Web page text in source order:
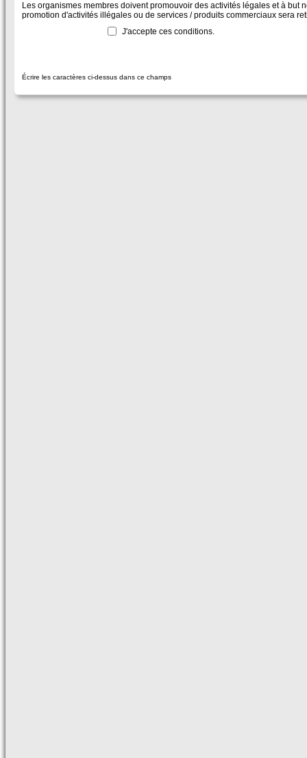
Les organismes membres doivent promouvoir des activités légales et à but
promotion d'activités illégales ou de services / produits commerciaux sera
J'accepte ces conditions.
Écrire les caractères ci-dessus dans ce champs